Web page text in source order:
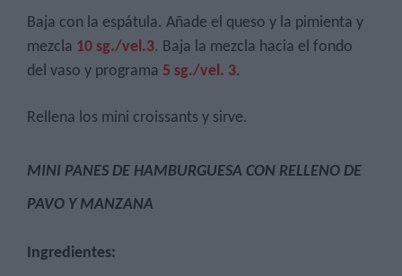
Baja con la espátula. Añade el queso y la pimienta y
mezcla 10 sg./vel.3. Baja la mezcla hacia el fondo
del vaso y programa 5 sg./vel. 3.
Rellena los mini croissants y sirve.
MINI PANES DE HAMBURGUESA CON RELLENO DE
PAVO Y MANZANA
Ingredientes: